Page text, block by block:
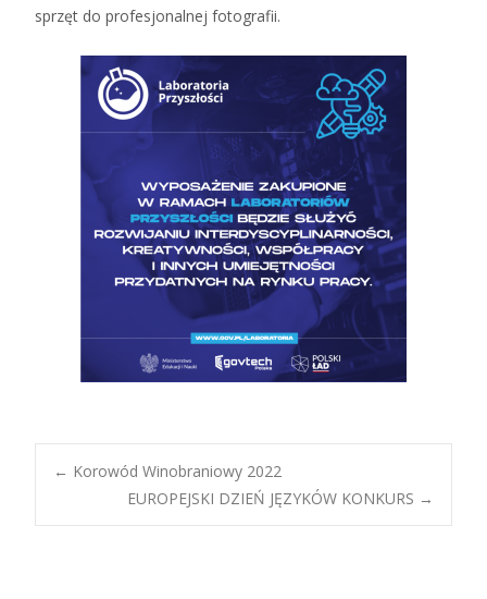
sprzęt do profesjonalnej fotografii.
Post
← Korowód Winobraniowy 2022
EUROPEJSKI DZIEŃ JĘZYKÓW KONKURS →